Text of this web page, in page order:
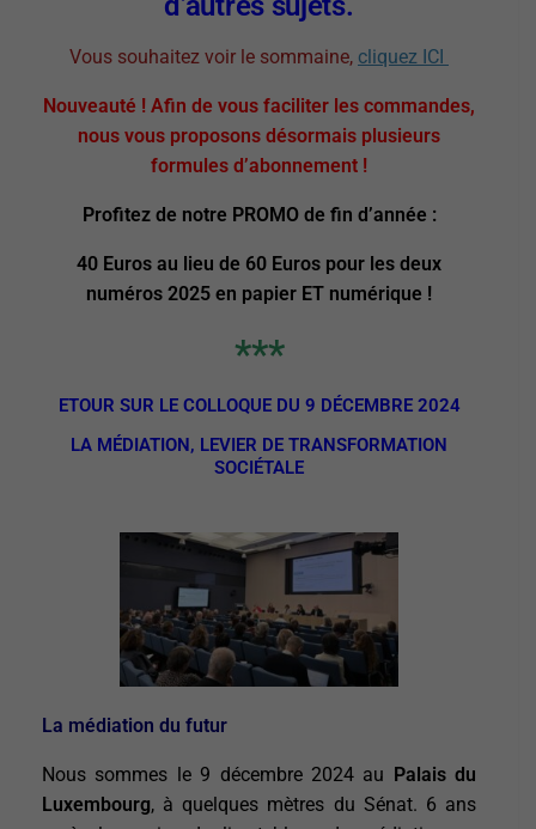
Vous souhaitez voir le sommaine, cliquez ICI
Nouveauté ! Afin de vous faciliter les commandes,
nous vous proposons désormais plusieurs
formules d’abonnement !
Profitez de notre PROMO de fin d’année :
40 Euros au lieu de 60 Euros pour les deux
numéros 2025 en papier ET numérique !
***
ETOUR SUR LE COLLOQUE DU 9 DÉCEMBRE 2024
LA MÉDIATION, LEVIER DE TRANSFORMATION
SOCIÉTALE
La médiation du futur
Nous sommes le 9 décembre 2024 au Palais du
Luxembourg, à quelques mètres du Sénat. 6 ans